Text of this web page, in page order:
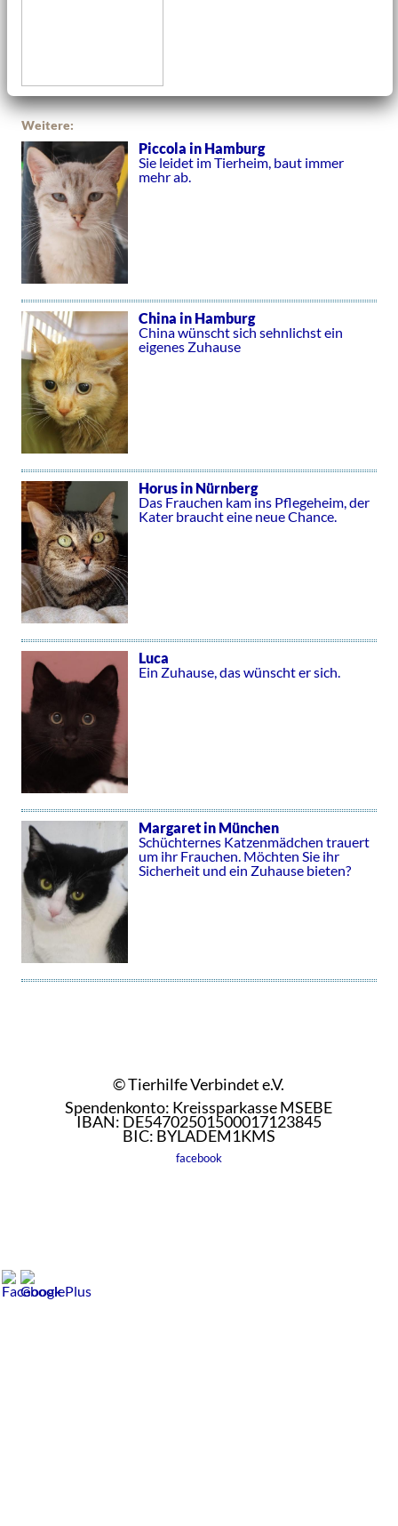
Weitere:
Piccola in Hamburg
Sie leidet im Tierheim, baut immer
mehr ab.
China in Hamburg
China wünscht sich sehnlichst ein
eigenes Zuhause
Horus in Nürnberg
Das Frauchen kam ins Pflegeheim, der
Kater braucht eine neue Chance.
Luca
Ein Zuhause, das wünscht er sich.
Margaret in München
Schüchternes Katzenmädchen trauert
um ihr Frauchen. Möchten Sie ihr
Sicherheit und ein Zuhause bieten?
© Tierhilfe Verbindet e.V.
Spendenkonto: Kreissparkasse MSEBE
IBAN: DE54702501500017123845
BIC: BYLADEM1KMS
facebook